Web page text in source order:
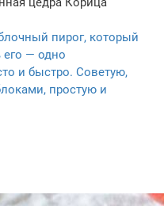
пирог, который
его — одно
и быстро. Советую,
простую и